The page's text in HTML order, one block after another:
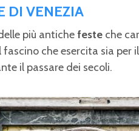
DI VENEZIA
più antichefeste che
fascino che esercita sia per
il passare dei secoli.